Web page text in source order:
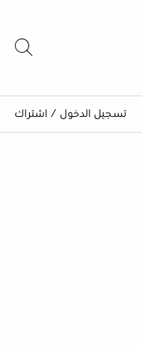
تسجيل الدخول / اشتراك